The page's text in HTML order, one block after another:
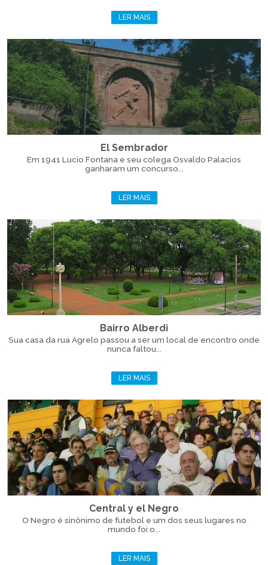
LER MAIS
El Sembrador
Em 1941 Lucio Fontana e seu colega Osvaldo Palacios
ganharam um concurso...
LER MAIS
Bairro Alberdi
Sua casa da rua Agrelo passou a ser um local de encontro onde
nunca faltou...
LER MAIS
Central y el Negro
O Negro é sinônimo de futebol e um dos seus lugares no
mundo foi o...
LER MAIS